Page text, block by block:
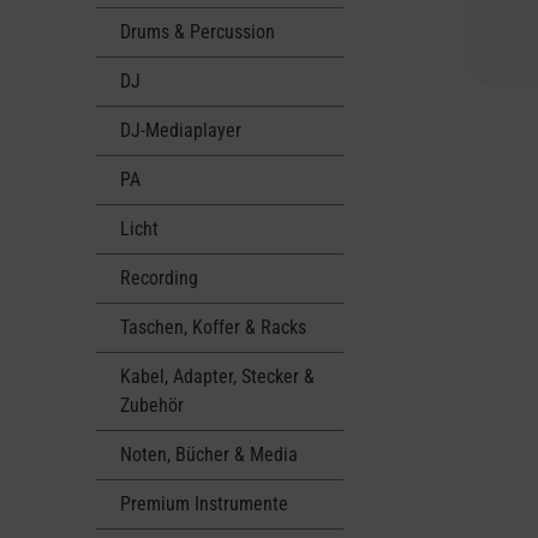
Drums & Percussion
DJ
DJ-Mediaplayer
PA
Licht
Recording
Taschen, Koffer & Racks
Kabel, Adapter, Stecker &
Zubehör
Noten, Bücher & Media
Premium Instrumente